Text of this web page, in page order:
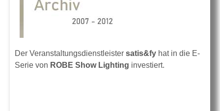
Der Veranstaltungsdienstleister satis&fy hat in die E-
Serie von ROBE Show Lighting investiert.